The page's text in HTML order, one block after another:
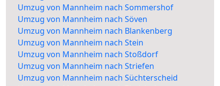
Umzug von Mannheim nach Sommershof
Umzug von Mannheim nach Söven
Umzug von Mannheim nach Blankenberg
Umzug von Mannheim nach Stein
Umzug von Mannheim nach Stoßdorf
Umzug von Mannheim nach Striefen
Umzug von Mannheim nach Süchterscheid